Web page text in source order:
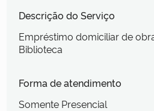
Descrição do Serviço
Empréstimo domiciliar de
Biblioteca
Forma de atendimento
Somente Presencial